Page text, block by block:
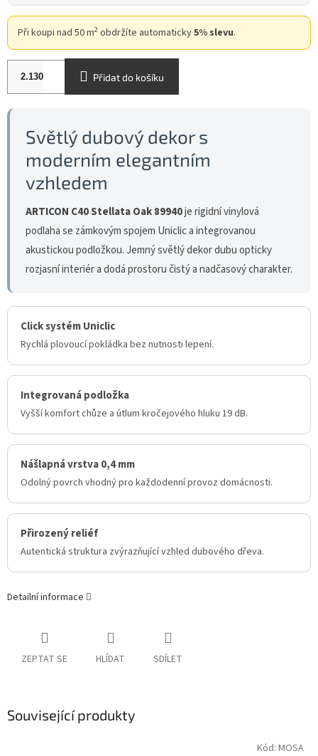
Při koupi nad 50 m2 obdržíte automaticky5% slevu.
Přidat do košíku
Světlý dubový dekor s
moderním elegantním
vzhledem
ARTICON C40 Stellata Oak 89940je rigidní vinylová
podlaha se zámkovým spojem Uniclic a integrovanou
akustickou podložkou. Jemný světlý dekor dubu opticky
rozjasní interiér a dodá prostoru čistý a nadčasový charakter.
Click systém Uniclic
Rychlá plovoucí pokládka bez nutnosti lepení.
Integrovaná podložka
Vyšší komfort chůze a útlum kročejového hluku 19 dB.
Nášlapná vrstva 0,4 mm
Odolný povrch vhodný pro každodenní provoz domácnosti.
Přirozený reliéf
Autentická struktura zvýrazňující vzhled dubového dřeva.
Detailní informace
ZEPTAT SE HLÍDAT SDÍLET
Související produkty
Kód: MOSA